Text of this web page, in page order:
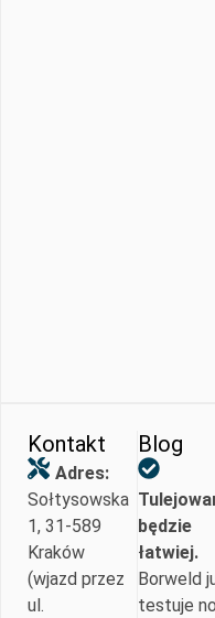
Kontakt
Adres:
Sołtysowska
1, 31-589
Kraków
(wjazd przez
ul.
Blog
będzie
łatwiej.
Borweld
testuje